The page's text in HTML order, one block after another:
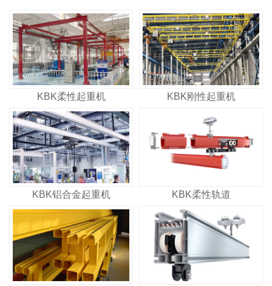
KBK柔性起重机 KBK刚性起重机
KBK铝合金起重机 KBK柔性轨道